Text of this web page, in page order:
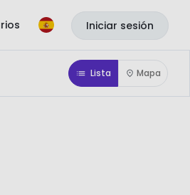
Iniciar sesión
Lista Mapa